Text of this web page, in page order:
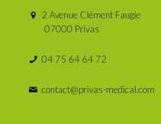
2 Avenue Clément Faugie
07000 Privas
04 75 64 64 72
contact@privas-medical.com